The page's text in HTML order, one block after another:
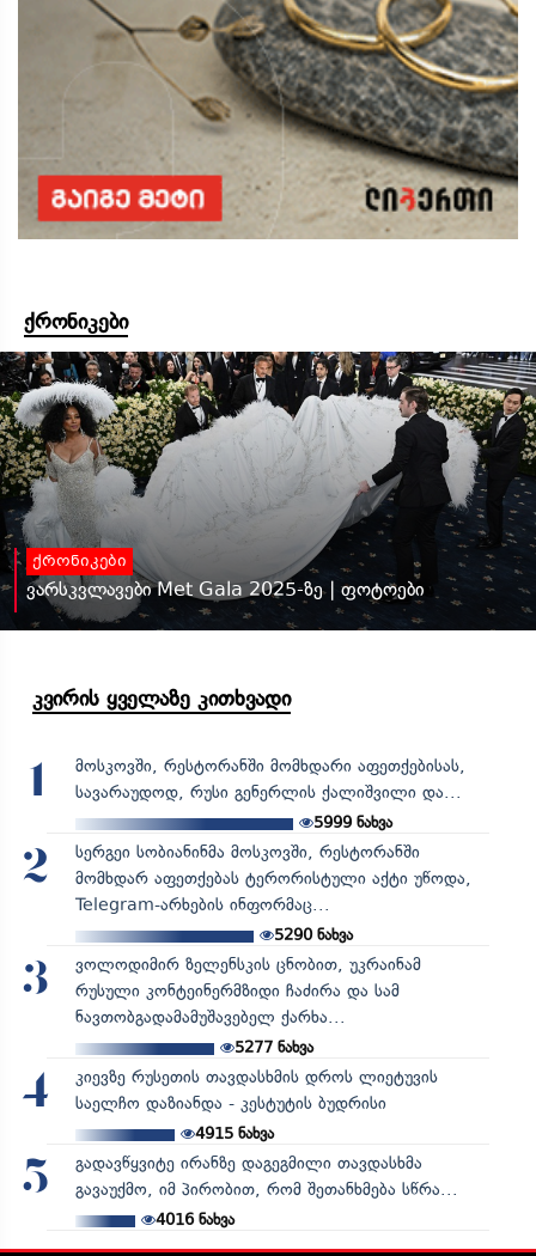
ქრონიკები
ქრონიკები
ვარსკვლავები Met Gala 2025-ზე | ფოტოები
კვირის ყველაზე კითხვადი
1
მოსკოვში, რესტორანში მომხდარი აფეთქებისას,
სავარაუდოდ, რუსი გენერლის ქალიშვილი და...
5999 ნახვა
2
სერგეი სობიანინმა მოსკოვში, რესტორანში
მომხდარ აფეთქებას ტერორისტული აქტი უწოდა,
Telegram-არხების ინფორმაც...
5290ნახვა
3
ვოლოდიმირ ზელენსკის ცნობით, უკრაინამ
რუსული კონტეინერმზიდი ჩაძირა და სამ
ნავთობგადამამუშავებელ ქარხა...
5277ნახვა
4
კიევზე რუსეთის თავდასხმის დროს ლიეტუვის
საელჩო დაზიანდა - კესტუტის ბუდრისი
4915ნახვა
5
გადავწყვიტე ირანზე დაგეგმილი თავდასხმა
გავაუქმო, იმ პირობით, რომ შეთანხმება სწრა...
4016ნახვა